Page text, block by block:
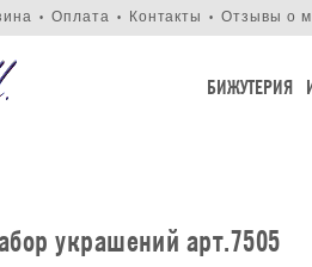
• Оплата • Контакты • Отзывы о
БИЖУТЕРИЯ
украшений арт.7505